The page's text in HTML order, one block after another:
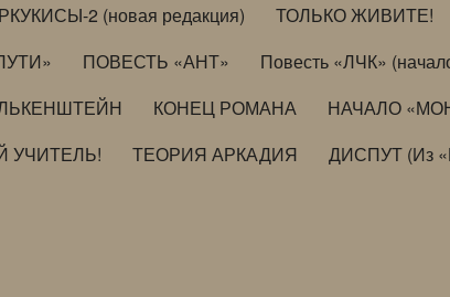
2 (новая редакция) ТОЛЬКО ЖИВИТЕ!
ПОВЕСТЬ «АНТ»
Повесть «ЛЧК»
КОНЕЦ РОМАНА
НАЧАЛО
УЧИТЕЛЬ! ТЕОРИЯ АРКАДИЯ ДИСПУТ (Из